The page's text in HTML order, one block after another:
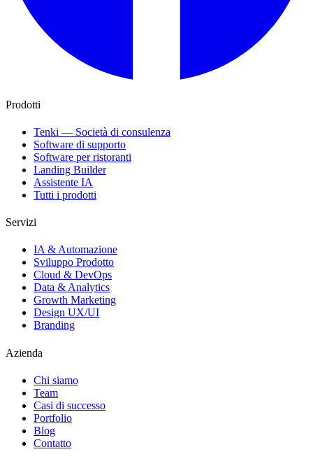
Prodotti
Tenki — Società di consulenza
Software di supporto
Software per ristoranti
Landing Builder
Assistente IA
Tutti i prodotti
Servizi
IA & Automazione
Sviluppo Prodotto
Cloud & DevOps
Data & Analytics
Growth Marketing
Design UX/UI
Branding
Azienda
Chi siamo
Team
Casi di successo
Portfolio
Blog
Contatto